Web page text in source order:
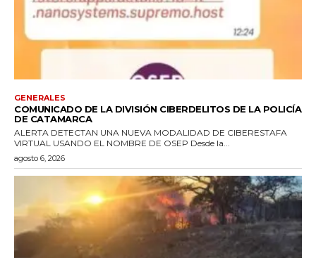
GENERALES
COMUNICADO DE LA DIVISIÓN CIBERDELITOS DE LA POLICÍA
DE CATAMARCA
ALERTA DETECTAN UNA NUEVA MODALIDAD DE CIBERESTAFA
VIRTUAL USANDO EL NOMBRE DE OSEP Desde la...
agosto 6, 2026